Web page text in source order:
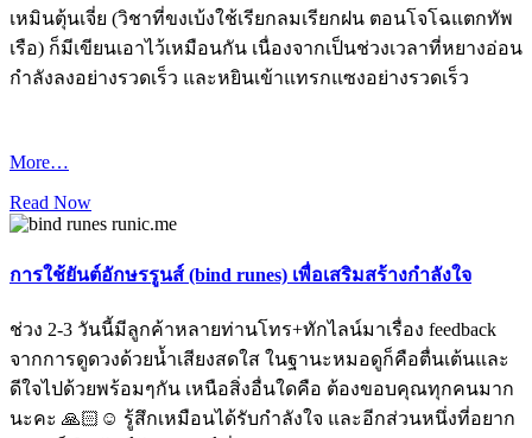
เหมินตุ้นเจี่ย (วิชาที่ขงเบ้งใช้เรียกลมเรียกฝน ตอนโจโฉแตกทัพ
เรือ) ก็มีเขียนเอาไว้เหมือนกัน เนื่องจากเป็นช่วงเวลาที่หยางอ่อน
กำลังลงอย่างรวดเร็ว และหยินเข้าแทรกแซงอย่างรวดเร็ว
More…
Read Now
การใช้ยันต์อักษรรูนส์ (bind runes) เพื่อเสริมสร้างกำลังใจ
ช่วง 2-3 วันนี้มีลูกค้าหลายท่านโทร+ทักไลน์มาเรื่อง feedback
จากการดูดวงด้วยน้ำเสียงสดใส ในฐานะหมอดูก็คือตื่นเต้นและ
ดีใจไปด้วยพร้อมๆกัน เหนือสิ่งอื่นใดคือ ต้องขอบคุณทุกคนมาก
นะคะ 🙏🏻☺️ รู้สึกเหมือนได้รับกำลังใจ และอีกส่วนหนึ่งที่อยาก